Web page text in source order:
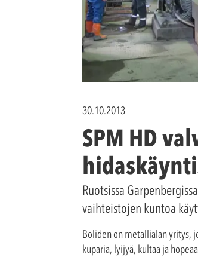
30.10.2013
SPM HD
Ruotsissa
vaihteistojen kuntoa
Boliden on metallialan yritys,
kuparia, lyijyä, kultaa ja